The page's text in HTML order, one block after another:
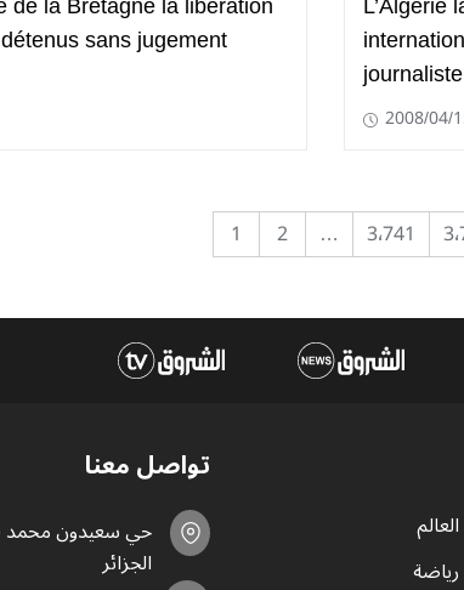
sans jugement
2008/04/
1 2 … 3٬741
العالم
رياضة
تواصل معنا
الجزائر